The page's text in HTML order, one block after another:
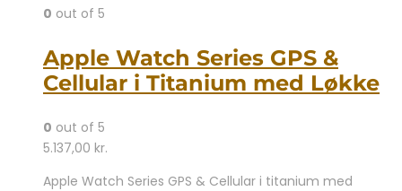
0 out of 5
Apple Watch Series GPS &
Cellular i Titanium med Løkke
0 out of 5
5.137,00 kr.
Apple Watch Series GPS & Cellular i titanium med